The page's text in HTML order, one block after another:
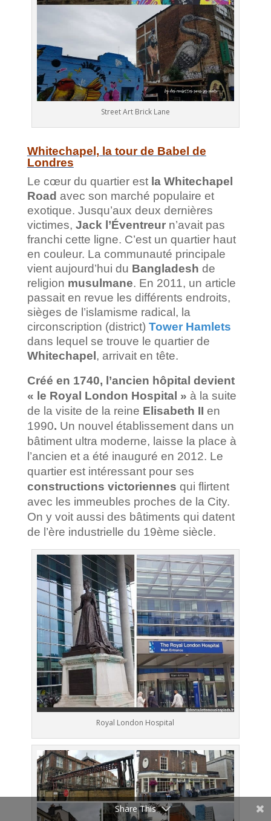
Street Art Brick Lane
Whitechapel, la tour de Babel de
Londres
Le cœur du quartier est la Whitechapel
Road avec son marché populaire et
exotique. Jusqu’aux deux dernières
victimes, Jack l’Éventreurn’avait pas
franchi cette ligne. C’est un quartier haut
en couleur. La communauté principale
vient aujourd’hui du Bangladesh de
religion musulmane. En 2011, un article
passait en revue les différents endroits,
sièges de l’islamisme radical, la
circonscription (district) Tower Hamlets
dans lequel se trouve le quartier de
Whitechapel, arrivait en tête.
Créé en 1740, l’ancien hôpital devient
« le Royal London Hospital » à la suite
de la visite de la reine Elisabeth II en
1990. Un nouvel établissement dans un
bâtiment ultra moderne, laisse la place à
l’ancien et a été inauguré en 2012. Le
quartier est intéressant pour ses
constructions victoriennes qui flirtent
avec les immeubles proches de la City.
On y voit aussi des bâtiments qui datent
de l’ère industrielle du 19ème siècle.
Royal London Hospital
Share This